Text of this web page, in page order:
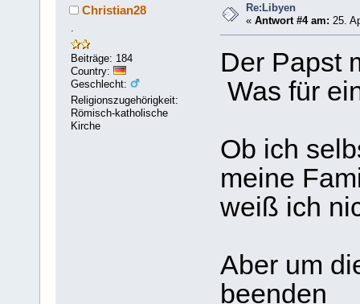
Christian28
Beiträge: 184
Country:
Geschlecht:
Religionszugehörigkeit:
Römisch-katholische
Kirche
Re:Libyen
«Antwort #4 am: 25.
Der Papst
Was für
Ob ich
meine
weiß ich
Aber um
beenden